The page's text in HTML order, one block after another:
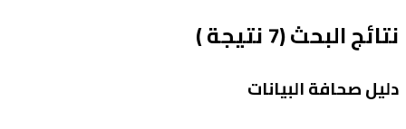
نتائج البحث (7 نتيجة )
دليل صحافة البيانات